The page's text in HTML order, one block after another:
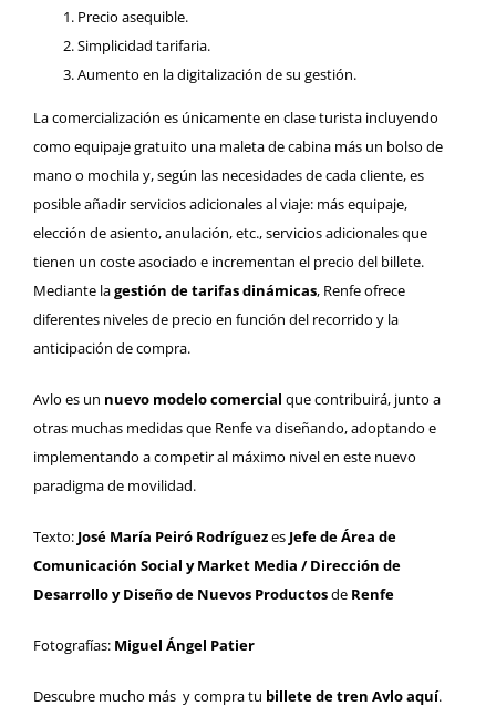
Precio asequible.
Simplicidad tarifaria.
Aumento en la digitalización de su gestión.
La comercialización es únicamente en clase turista incluyendo
como equipaje gratuito una maleta de cabina más un bolso de
mano o mochila y, según las necesidades de cada cliente, es
posible añadir servicios adicionales al viaje: más equipaje,
elección de asiento, anulación, etc., servicios adicionales que
tienen un coste asociado e incrementan el precio del billete.
Mediante lagestión de tarifas dinámicas, Renfe ofrece
diferentes niveles de precio en función del recorrido y la
anticipación de compra.
Avlo es un nuevo modelo comercial que contribuirá, junto a
otras muchas medidas que Renfe va diseñando, adoptando e
implementando a competir al máximo nivel en este nuevo
paradigma de movilidad.
Texto: José María Peiró Rodríguezes Jefe de Área de
Comunicación Social y Market Media /Dirección de
Desarrollo y Diseño de Nuevos Productosde Renfe
Fotografías: Miguel Ángel Patier
Descubre mucho más ycompra tu billete de tren Avlo aquí.